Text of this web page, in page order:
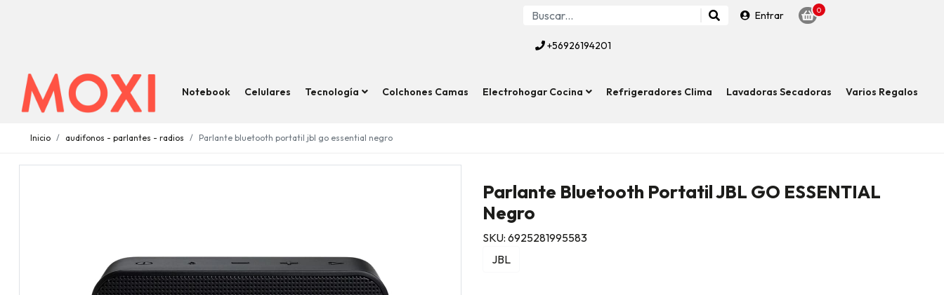
Entrar 0
+56926194201
Notebook Celulares Tecnología Colchones Camas Electrohogar Cocina Refrigeradores Clima Lavadoras Secadoras Varios Regalos
Inicio audifonos - parlantes - radios Parlante bluetooth portatil jbl go essential negro
Parlante Bluetooth Portatil JBL GO ESSENTIAL
Negro
SKU: 6925281995583
JBL